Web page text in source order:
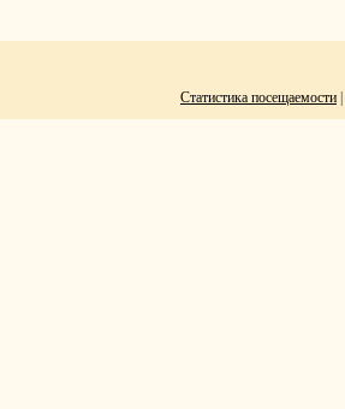
Статистика посещаемости